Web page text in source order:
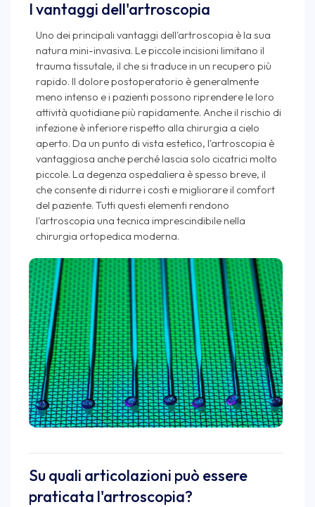
I vantaggi dell'artroscopia
Uno dei principali vantaggi dell'artroscopia è la sua
natura mini-invasiva. Le piccole incisioni limitano il
trauma tissutale, il che si traduce in un recupero più
rapido. Il dolore postoperatorio è generalmente
meno intenso e i pazienti possono riprendere le loro
attività quotidiane più rapidamente. Anche il rischio di
infezione è inferiore rispetto alla chirurgia a cielo
aperto. Da un punto di vista estetico, l'artroscopia è
vantaggiosa anche perché lascia solo cicatrici molto
piccole. La degenza ospedaliera è spesso breve, il
che consente di ridurre i costi e migliorare il comfort
del paziente. Tutti questi elementi rendono
l'artroscopia una tecnica imprescindibile nella
chirurgia ortopedica moderna.
Su quali articolazioni può essere
praticata l'artroscopia?